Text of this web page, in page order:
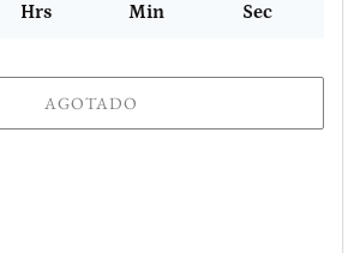
Hrs
Min
Sec
AGOTADO